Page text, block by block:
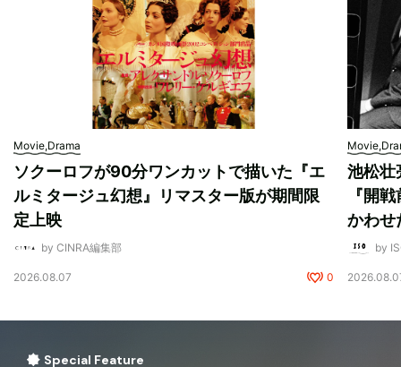
Movie,Drama
ソクーロフが90分ワンカットで描いた『エ
ルミタージュ幻想』リマスター版が期間限
定上映
by CINRA編集部
2026.08.07 0
池松壮
『開
かわせ
by
Special Feature